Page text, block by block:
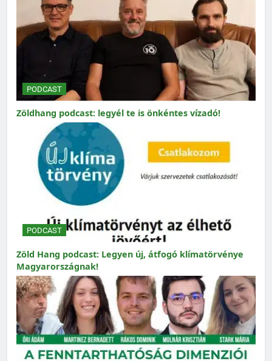
PODCAST
Zöldhang podcast: legyél te is önkéntes vízadó!
PODCAST
Zöld Hang podcast: Legyen új, átfogó klímatörvénye
Magyarországnak!